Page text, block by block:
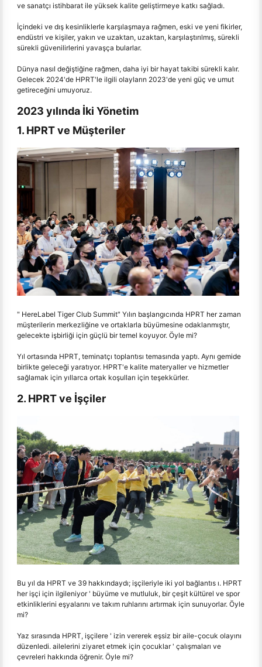
ve sanatçı istihbarat ile yüksek kalite geliştirmeye katkı sağladı.
İçindeki ve dış kesinliklerle karşılaşmaya rağmen, eski ve yeni fikirler,
endüstri ve kişiler, yakın ve uzaktan, uzaktan, karşılaştırılmış, sürekli
sürekli güvenilirlerini yavaşça bularlar.
Dünya nasıl değiştiğine rağmen, daha iyi bir hayat takibi sürekli kalır.
Gelecek 2024'de HPRT'le ilgili olayların 2023'de yeni güç ve umut
getireceğini umuyoruz.
2023 yılında İki Yönetim
1. HPRT ve Müşteriler
" HereLabel Tiger Club Summit" Yılın başlangıcında HPRT her zaman
müşterilerin merkezliğine ve ortaklarla büyümesine odaklanmıştır,
gelecekte işbirliği için güçlü bir temel koyuyor. Öyle mi?
Yıl ortasında HPRT, teminatçı toplantısı temasında yaptı. Aynı gemide
birlikte geleceği yaratıyor. HPRT'e kalite materyaller ve hizmetler
sağlamak için yıllarca ortak koşulları için teşekkürler.
2. HPRT ve İşçiler
Bu yıl da HPRT ve 39 hakkındaydı; işçileriyle iki yol bağlantıs ı. HPRT
her işçi için ilgileniyor ' büyüme ve mutluluk, bir çeşit kültürel ve spor
etkinliklerini eşyalarını ve takım ruhlarını artırmak için sunuyorlar. Öyle
mi?
Yaz sırasında HPRT, işçilere ' izin vererek eşsiz bir aile-çocuk olayını
düzenledi. ailelerini ziyaret etmek için çocuklar ' çalışmaları ve
çevreleri hakkında öğrenir. Öyle mi?